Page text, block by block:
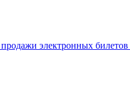
электронных билетов